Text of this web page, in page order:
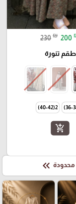
230 ₪ 200
طقم تنورة
2(40-42)
add_shopping_cart
keyboard_double_arrow_left